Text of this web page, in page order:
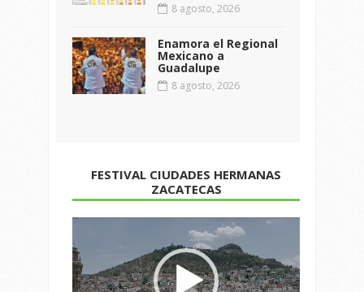
8 agosto, 2026
Enamora el Regional
Mexicano a
Guadalupe
8 agosto, 2026
FESTIVAL CIUDADES HERMANAS
ZACATECAS
de
vídeo